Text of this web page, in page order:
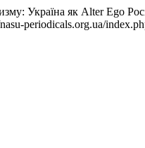
Україна як Alter Ego
periodicals.org.ua/